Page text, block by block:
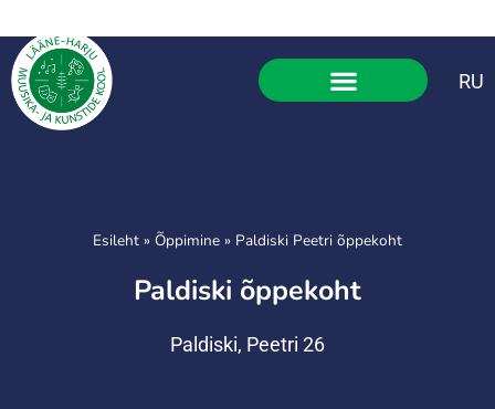
RU
Esileht » Õppimine » Paldiski Peetri õppekoht
Paldiski õppekoht
Paldiski, Peetri 26